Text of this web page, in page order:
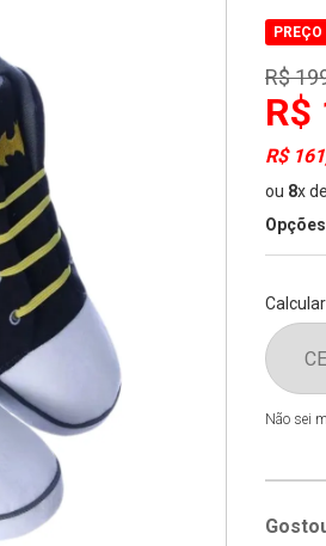
R$
R$
R$
ou 8xde
Não sei